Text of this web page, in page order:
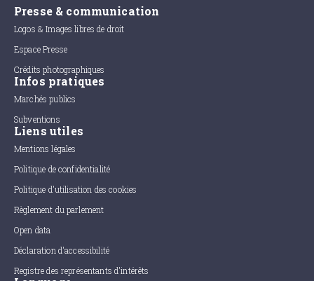
Presse & communication
Logos & Images libres de droit
Espace Presse
Crédits photographiques
Infos pratiques
Marchés publics
Subventions
Liens utiles
Mentions légales
Politique de confidentialité
Politique d'utilisation des cookies
Règlement du parlement
Open data
Déclaration d'accessibilité
Registre des représentants d'intérêts